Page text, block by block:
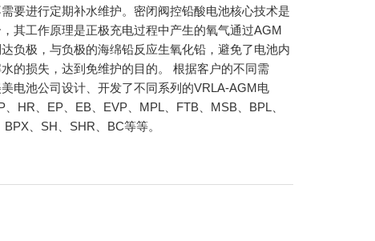
要进行定期补水维护。密闭阀控铅酸电池核心技术是
其工作原理是正极充电过程中产生的氧气通过AGM
负极，与负极的海绵铅反应生氧化铅，避免了电池内
的损失，达到免维护的目的。 根据客户的不同需
电池公司设计、开发了不同系列的VRLA-AGM电
、HR、EP、EB、EVP、MPL、FTB、MSB、BPL、
BPX、SH、SHR、BC等等。